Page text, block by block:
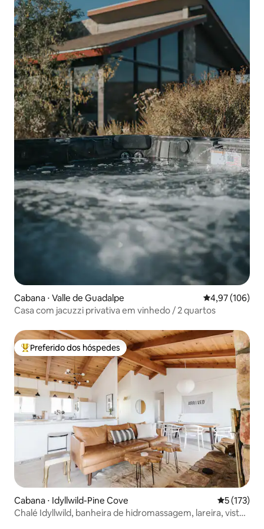
Cabana ⋅ Valle de Guadalpe 4,97 de uma
4,97 (106)
Casa com jacuzzi privativa em vinhedo / 2 quartos
Entre os melhores preferidos dos hóspedes
Preferido dos hóspedes
Cabana ⋅ Idyllwild-Pine Cove 5 de uma
5 (173)
Chalé Idyllwild, banheira de hidromassagem, lareira, vista